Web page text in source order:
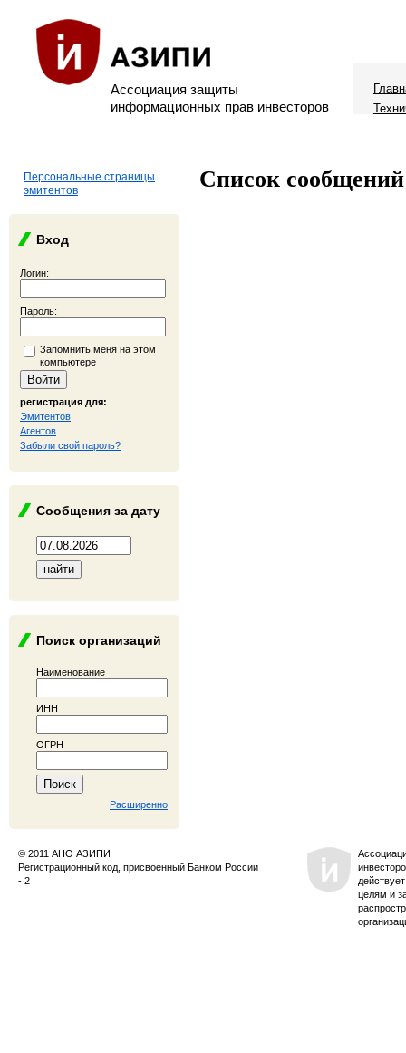
Ассоциация защиты
информационных прав инвесторов
Персональные страницы
эмитентов
Вход
Логин:
Пароль:
Запомнить меня на этом
компьютере
регистрация для:
Эмитентов
Агентов
Забыли свой пароль?
Сообщения за дату
Поиск организаций
Наименование
ИНН
ОГРН
Расширенно
Список сообщений
© 2011 АНО АЗИПИ
Регистрационный код, присвоенный Банком России
- 2
целям и